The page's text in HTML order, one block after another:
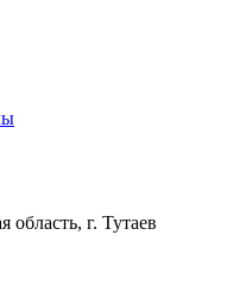
область, г. Тутаев